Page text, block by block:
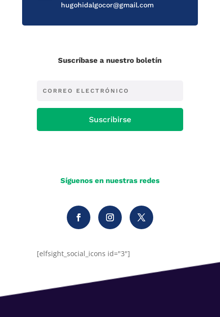
hugohidalgocor@gmail.com
Suscríbase a nuestro boletín
Suscribirse
Síguenos en nuestras redes
[elfsight_social_icons id="3"]